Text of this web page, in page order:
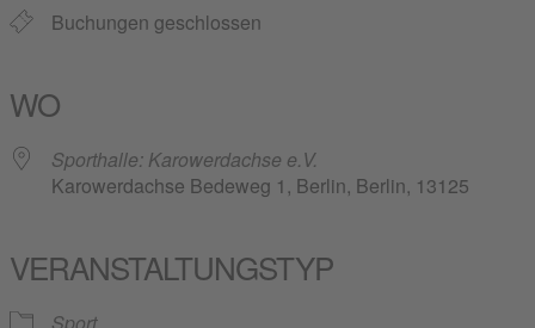
Buchungen geschlossen
WO
Sporthalle: Karowerdachse e.V.
Karowerdachse Bedeweg 1, Berlin, Berlin, 13125
VERANSTALTUNGSTYP
Sport